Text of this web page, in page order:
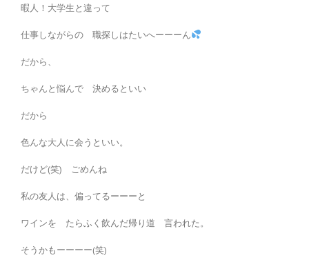
暇人！大学生と違って
仕事しながらの 職探しはたいへーーーん
だから、
ちゃんと悩んで 決めるといい
だから
色んな大人に会うといい。
だけど(笑) ごめんね
私の友人は、偏ってるーーーと
ワインを たらふく飲んだ帰り道 言われた。
そうかもーーーー(笑)